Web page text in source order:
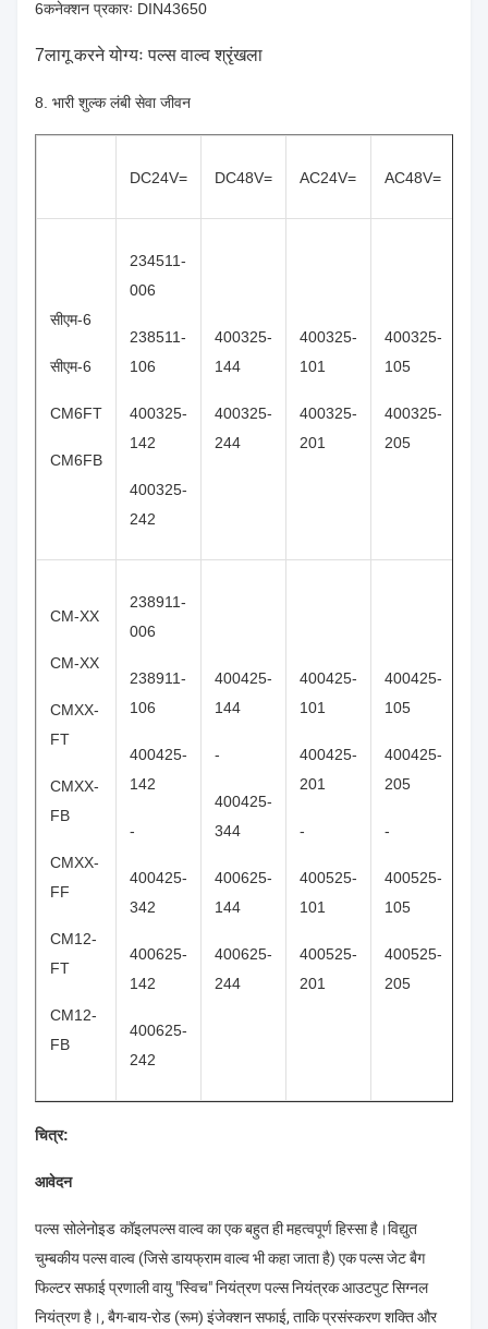
6कनेक्शन प्रकारः DIN43650
7लागू करने योग्यः पल्स वाल्व श्रृंखला
8. भारी शुल्क लंबी सेवा जीवन
DC24V= DC48V= AC24V= AC48V=
सीएम-6
सीएम-6
CM6FT
CM6FB
234511-
006
238511-
106
400325-
142
400325-
242
400325-
144
400325-
244
400325-
101
400325-
201
400325-
105
400325-
205
CM-XX
CM-XX
CMXX-
FT
CMXX-
FB
CMXX-
FF
CM12-
FT
CM12-
FB
238911-
006
238911-
106
400425-
142
-
400425-
342
400625-
142
400625-
242
400425-
144
-
400425-
344
400625-
144
400625-
244
400425-
101
400425-
201
-
400525-
101
400525-
201
400425-
105
400425-
205
-
400525-
105
400525-
205
चित्र:
आवेदन
पल्स सोलेनोइड कॉइलपल्स वाल्व का एक बहुत ही महत्वपूर्ण हिस्सा है।विद्युत
चुम्बकीय पल्स वाल्व (जिसे डायफ्राम वाल्व भी कहा जाता है) एक पल्स जेट बैग
फिल्टर सफाई प्रणाली वायु "स्विच" नियंत्रण पल्स नियंत्रक आउटपुट सिग्नल
नियंत्रण है।, बैग-बाय-रोड (रूम) इंजेक्शन सफाई, ताकि प्रसंस्करण शक्ति और